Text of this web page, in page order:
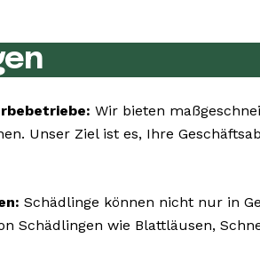
Wir bieten
Unser Ziel ist es, Ihre
Schädlinge können nicht nur in
Schädlingen wie Blattläusen,